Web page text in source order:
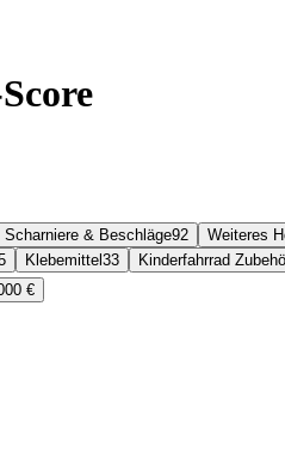
Scharniere & Beschläge92 Weiteres
Klebemittel 33 Kinderfahrrad
€